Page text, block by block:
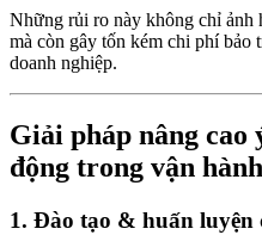
Những rủi ro này không chỉ ảnh
mà còn gây tốn kém chi phí bảo
doanh nghiệp.
Giải pháp nâng cao
động trong vận
1. Đào tạo & huấn luyện